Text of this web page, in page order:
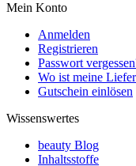
Mein Konto
Anmelden
Registrieren
Passwort
Wo ist meine
Gutschein einlösen
Wissenswertes
beauty Blog
Inhaltsstoffe